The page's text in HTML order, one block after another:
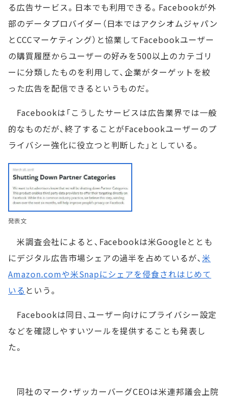
る広告サービス。日本でも利用できる。Facebookが外
部のデータプロバイダー（日本ではアクシオムジャパン
とCCCマーケティング）と協業してFacebookユーザー
の購買履歴からユーザーの好みを500以上のカテゴリ
ーに分類したものを利用して、企業がターゲットを絞
った広告を配信できるというものだ。
Facebookは「こうしたサービスは広告業界では一般
的なものだが、終了することがFacebookユーザーのプ
ライバシー強化に役立つと判断した」としている。
発表文
米調査会社によると、Facebookは米Googleととも
にデジタル広告市場シェアの過半を占めているが、米
Amazon.comや米Snapにシェアを侵食されはじめて
いる という。
Facebookは同日、ユーザー向けにプライバシー設定
などを確認しやすいツールを提供することも発表し
た。
同社のマーク・ザッカーバーグCEOは米連邦議会上院